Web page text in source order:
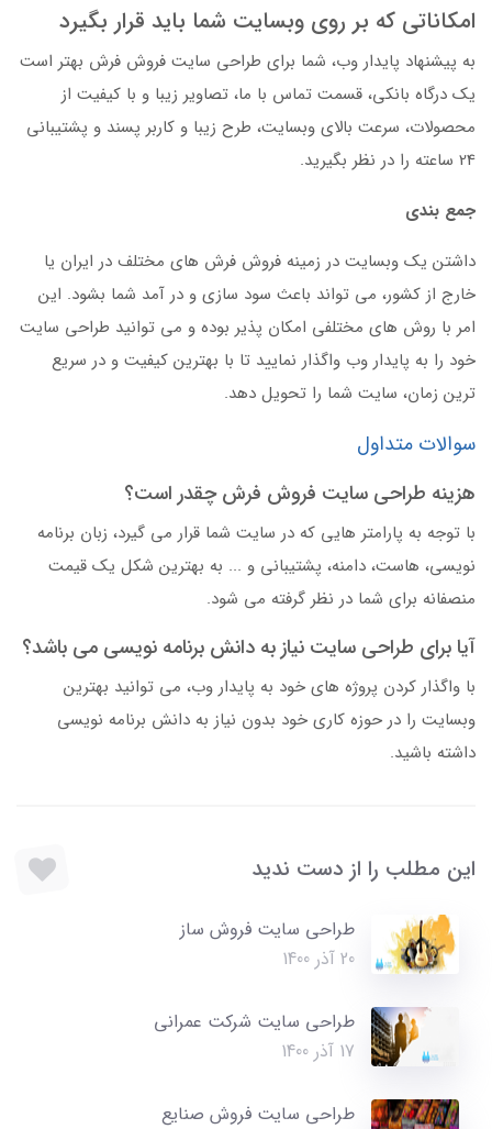
امکاناتی که بر روی وبسایت شما باید قرار بگیرد
به پیشنهاد پایدار وب، شما برای طراحی سایت فروش فرش بهتر است
یک درگاه بانکی، قسمت تماس با ما، تصاویر زیبا و با کیفیت از
محصولات، سرعت بالای وبسایت، طرح زیبا و کاربر پسند و پشتیبانی
24 ساعته را در نظر بگیرید.
جمع بندی
داشتن یک وبسایت در زمینه فروش فرش های مختلف در ایران یا
خارج از کشور، می تواند باعث سود سازی و در آمد شما بشود. این
امر با روش های مختلفی امکان پذیر بوده و می توانید طراحی سایت
خود را به پایدار وب واگذار نمایید تا با بهترین کیفیت و در سریع
ترین زمان، سایت شما را تحویل دهد.
سوالات متداول
هزینه طراحی سایت فروش فرش چقدر است؟
با توجه به پارامتر هایی که در سایت شما قرار می گیرد، زبان برنامه
نویسی، هاست، دامنه، پشتیبانی و ... به بهترین شکل یک قیمت
منصفانه برای شما در نظر گرفته می شود.
آیا برای طراحی سایت نیاز به دانش برنامه نویسی می باشد؟
با واگذار کردن پروژه های خود به پایدار وب، می توانید بهترین
وبسایت را در حوزه کاری خود بدون نیاز به دانش برنامه نویسی
داشته باشید.
این مطلب را از دست ندید
طراحی سایت فروش ساز
20 آذر 1400
طراحی سایت شرکت عمرانی
17 آذر 1400
طراحی سایت فروش صنایع